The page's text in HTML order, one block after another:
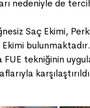
nedeniyle de
Saç Ekimi,
tekniğinin